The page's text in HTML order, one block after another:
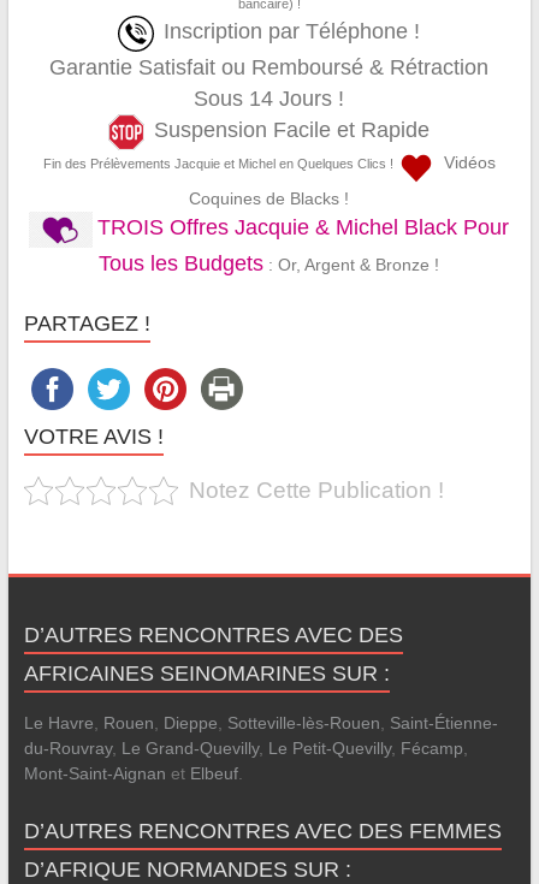
bancaire) !
Inscription par Téléphone !
Garantie Satisfait ou Remboursé & Rétraction
Sous 14 Jours !
Suspension Facile et Rapide
Fin des Prélèvements Jacquie et Michel en Quelques Clics !
Vidéos
Coquines de Blacks !
TROIS Offres Jacquie & Michel Black Pour
Tous les Budgets : Or, Argent & Bronze !
PARTAGEZ !
VOTRE AVIS !
Notez Cette Publication !
D’AUTRES RENCONTRES AVEC DES
AFRICAINES SEINOMARINES SUR :
Le Havre, Rouen, Dieppe, Sotteville-lès-Rouen, Saint-Étienne-
du-Rouvray, Le Grand-Quevilly, Le Petit-Quevilly, Fécamp,
Mont-Saint-Aignan et Elbeuf.
D’AUTRES RENCONTRES AVEC DES FEMMES
D’AFRIQUE NORMANDES SUR :